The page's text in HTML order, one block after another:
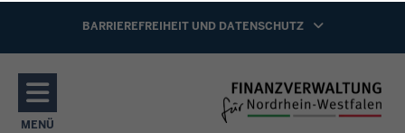
Direkt zum Inhalt
NAVIGATION AKTIVIEREN/DEAKTIVIEREN:
BARRIEREFREIHEIT UND DATENSCHUTZ
MENÜ